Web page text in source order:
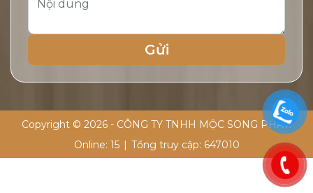
Copyright © 2026 - CÔNG TY TNHH MỘC SONG PHÁT.
Online: 15 Tổng truy cập: 647010